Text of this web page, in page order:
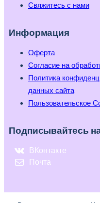
Свяжитесь с нами
Информация
Оферта
Согласие на
Политика
данных сайта
Пользовательское
Подписывайтесь
ВКонтакте
Почта